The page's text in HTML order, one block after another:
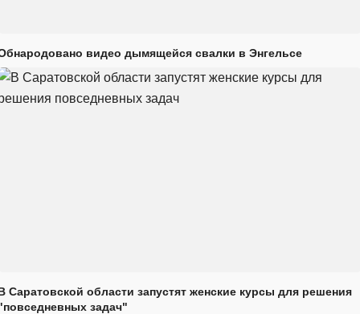
видео дымящейся свалки в Энгельсе
Саратовской области запустят женские курсы для решения
задач"